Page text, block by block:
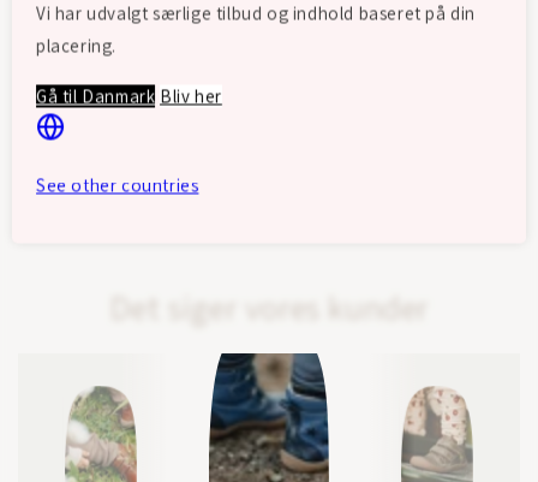
Vi har udvalgt særlige tilbud og indhold baseret på din
placering.
Gå til Danmark Bliv her
See other countries
Det siger vores kunder